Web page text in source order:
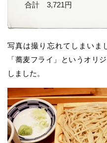
合計 3,721円
写真は撮り忘れてしまいま
「蕎麦フライ」というオリ
しました。